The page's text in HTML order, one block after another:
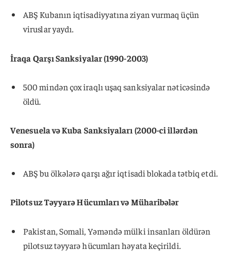
ABŞ Kubanın iqtisadiyyatına ziyan vurmaq üçün
viruslar yaydı.
İraqa Qarşı Sanksiyalar (1990-2003)
500 mindən çox iraqlı uşaq sanksiyalar nəticəsində
öldü.
Venesuela və Kuba Sanksiyaları (2000-ci illərdən
sonra)
ABŞ bu ölkələrə qarşı ağır iqtisadi blokada tətbiq etdi.
Pilotsuz Təyyarə Hücumları və Müharibələr
Pakistan, Somali, Yəməndə mülki insanları öldürən
pilotsuz təyyarə hücumları həyata keçirildi.